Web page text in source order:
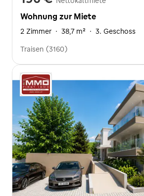
Wohnung zur Miete
2 Zimmer · 38,7 m² · 3. Geschoss
Traisen (3160)